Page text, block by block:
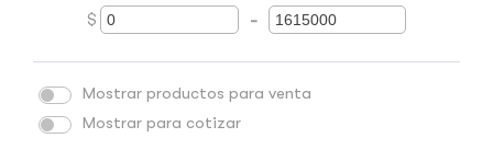
$
Minimum Price
-
Maximum Price
Mostrar productos para venta
Mostrar para cotizar